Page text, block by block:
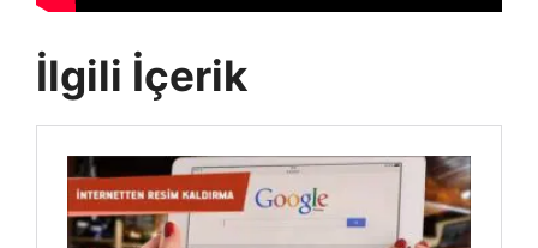
İlgili İçerik